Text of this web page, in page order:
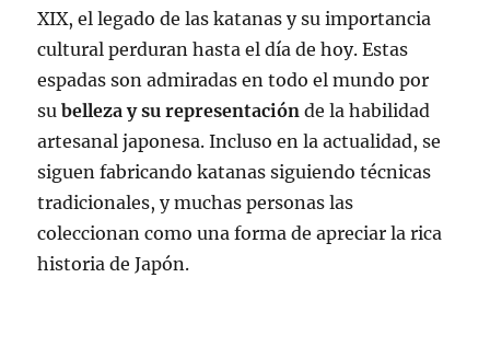
XIX, el legado de las katanas y su importancia
cultural perduran hasta el día de hoy. Estas
espadas son admiradas en todo el mundo por
su belleza y su representación de la habilidad
artesanal japonesa. Incluso en la actualidad, se
siguen fabricando katanas siguiendo técnicas
tradicionales, y muchas personas las
coleccionan como una forma de apreciar la rica
historia de Japón.